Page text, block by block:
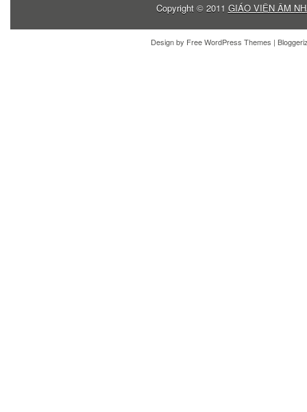
Copyright © 2011 GIÁO VIÊN ÂM
Design by Free WordPress Themes |